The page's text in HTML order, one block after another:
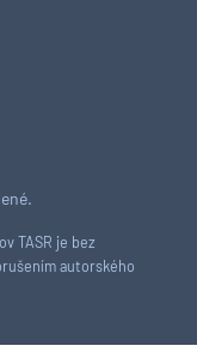
TASR je bez
autorského